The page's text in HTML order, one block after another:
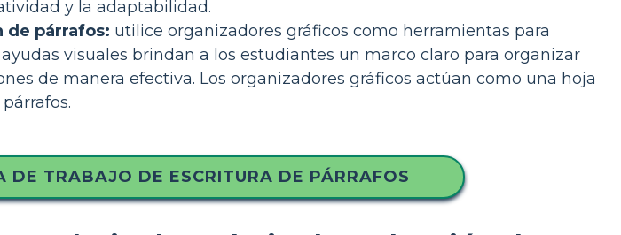
y la adaptabilidad.
de párrafos: utilice organizadores gráficos como herramientas para
visuales brindan a los estudiantes un marco claro para organizar
de manera efectiva. Los organizadores gráficos actúan como una hoja
DE TRABAJO DE ESCRITURA DE PÁRRAFOS